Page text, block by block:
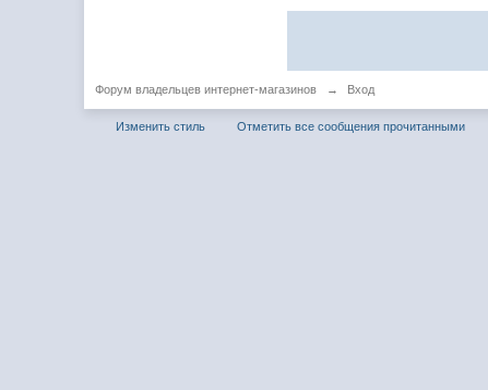
Форум владельцев интернет-магазинов → Вход
Изменить стиль Отметить все сообщения прочитанными